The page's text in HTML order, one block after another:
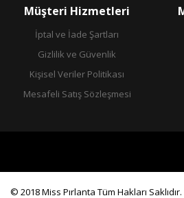
Müşteri Hizmetleri
İptal ve İade Şartları
Gizlilik ve Güvenlik
Kişisel Veriler Politikası
Mesafeli Satış Sözleşmesi
© 2018 Miss Pırlanta Tüm Hakları